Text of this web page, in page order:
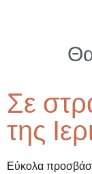
Σε
της
Εύκολα